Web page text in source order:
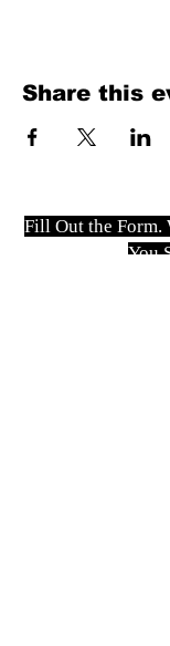
Share this
Fill Out the Form.
You